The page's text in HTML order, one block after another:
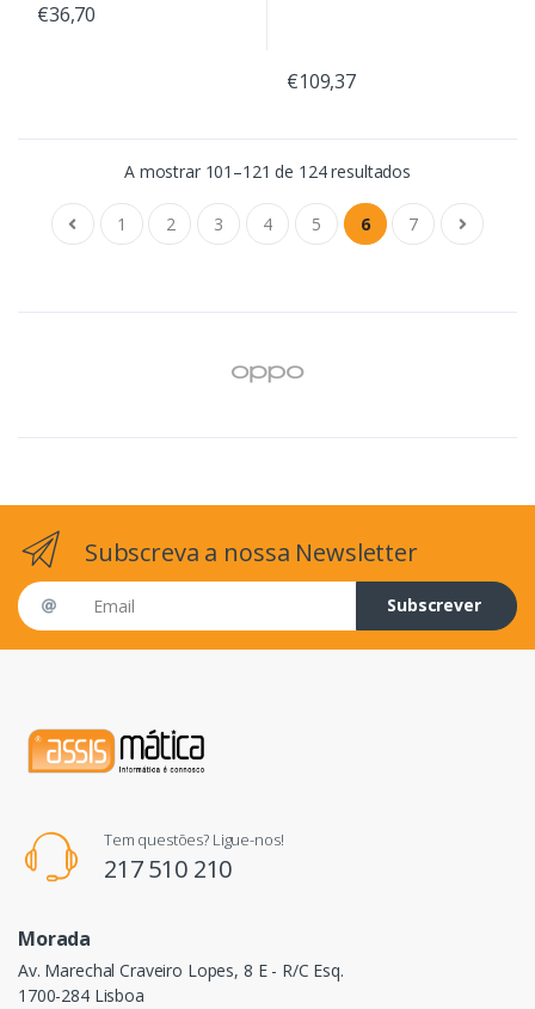
€36,70
€109,37
A mostrar 101–121 de 124 resultados
1 2 3 4 5 6 7
Subscreva a nossa Newsletter
Email address
Subscrever
Tem questões? Ligue-nos!
217 510 210
Morada
Av. Marechal Craveiro Lopes, 8 E - R/C Esq.
1700-284 Lisboa